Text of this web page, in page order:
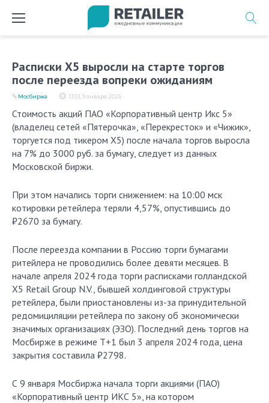
Расписки X5 выросли на старте торгов
после переезда вопреки ожиданиям
13:13, 9 января 2025
Мосбиржа
Стоимость акций ПАО «Корпоративный центр Икс 5»
(владелец сетей «Пятерочка», «Перекресток» и «Чижик»,
торгуется под тикером X5) после начала торгов выросла
на 7% до 3000 руб. за бумагу, следует из данных
Московской биржи.
При этом начались торги снижением: на 10:00 мск
котировки ретейлера теряли 4,57%, опустившись до
₽2670 за бумагу.
После переезда компании в Россию торги бумагами
ритейлера не проводились более девяти месяцев. В
начале апреля 2024 года торги расписками голландской
X5 Retail Group N.V., бывшей холдинговой структуры
ретейлера, были приостановлены из-за принудительной
редомициляции ретейлера по закону об экономически
значимых организациях (ЭЗО). Последний день торгов на
Мосбирже в режиме Т+1 был 3 апреля 2024 года, цена
закрытия составила ₽2798.
С 9 января Мосбиржа начала торги акциями (ПАО)
«Корпоративный центр ИКС 5», на котором